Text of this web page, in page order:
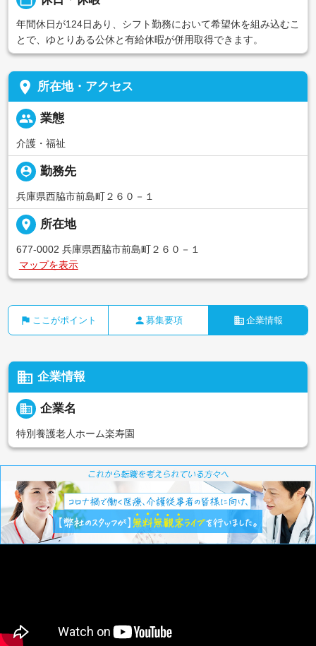
年間休日が124日あり、シフト勤務において希望休を組み込むこ
とで、ゆとりある公休と有給休暇が併用取得できます。
place 所在地・アクセス
people 業態
介護・福祉
person_pin 勤務先
兵庫県西脇市前島町２６０－１
place 所在地
677-0002 兵庫県西脇市前島町２６０－１
マップを表示
flag ここがポイント person 募集要項 business 企業情報
business 企業情報
business 企業名
特別養護老人ホーム楽寿園